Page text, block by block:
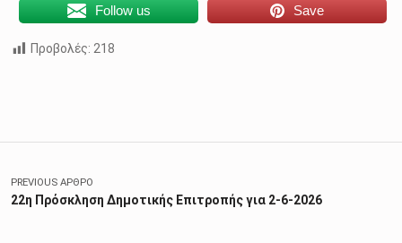
Follow us Save
Προβολές: 218
Πλοήγηση άρθρων
PREVIOUS ΆΡΘΡΟ
22η Πρόσκληση Δημοτικής Επιτροπής για 2-6-2026